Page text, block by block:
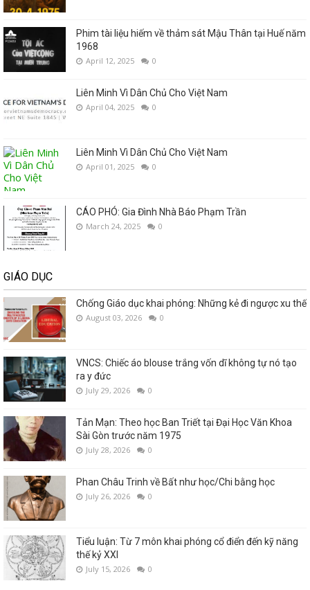
Phim tài liệu hiếm về thảm sát Mậu Thân tại Huế năm
1968
April 12, 2025 0
Liên Minh Vì Dân Chủ Cho Việt Nam
April 04, 2025 0
Liên Minh Vì Dân Chủ Cho Việt Nam
April 01, 2025 0
CÁO PHÓ: Gia Đình Nhà Báo Phạm Trần
March 24, 2025 0
GIÁO DỤC
Chống Giáo dục khai phóng: Những kẻ đi ngược xu thế
August 03, 2026 0
VNCS: Chiếc áo blouse trắng vốn dĩ không tự nó tạo
ra y đức
July 29, 2026 0
Tản Mạn: Theo học Ban Triết tại Đại Học Văn Khoa
Sài Gòn trước năm 1975
July 28, 2026 0
Phan Châu Trinh về Bất như học/Chi bằng học
July 26, 2026 0
Tiểu luận: Từ 7 môn khai phóng cổ điển đến kỹ năng
thế kỷ XXI
July 15, 2026 0